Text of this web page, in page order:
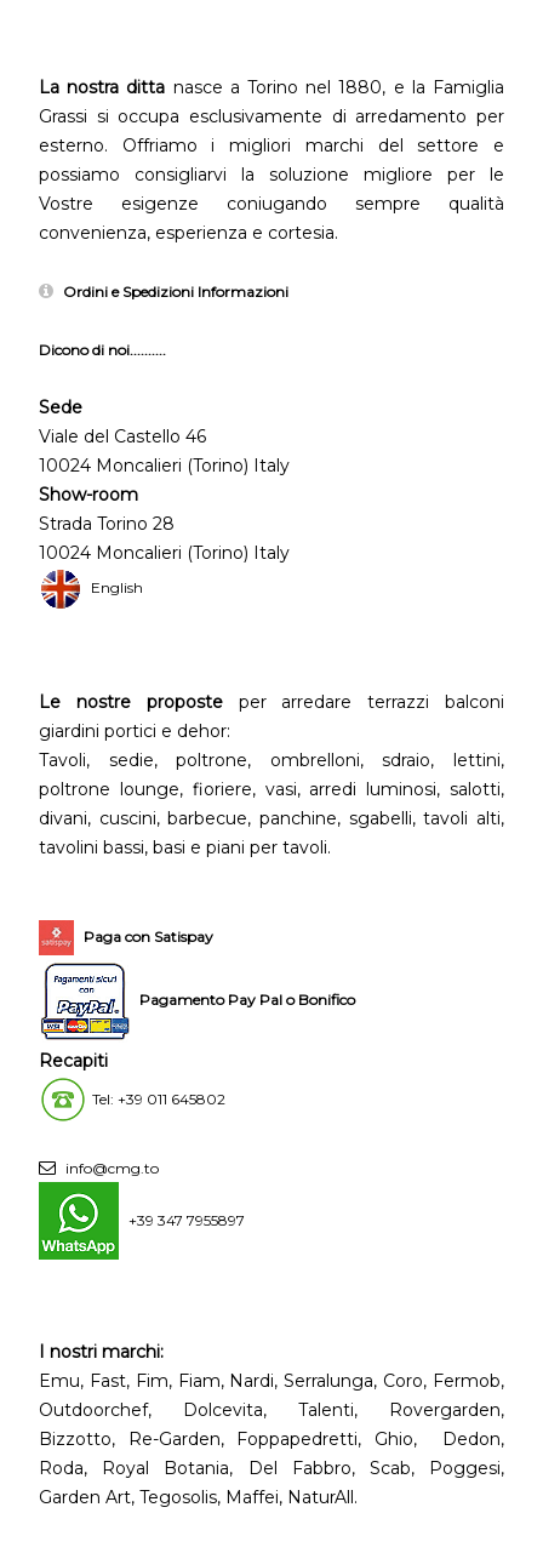
La nostra ditta nasce a Torino nel 1880, e la Famiglia
Grassi si occupa esclusivamente di arredamento per
esterno. Offriamo i migliori marchi del settore e
possiamo consigliarvi la soluzione migliore per le
Vostre esigenze coniugando sempre qualità
convenienza, esperienza e cortesia.
Ordini e Spedizioni Informazioni
Dicono di noi..........
Sede
Viale del Castello 46
10024 Moncalieri (Torino) Italy
Show-room
Strada Torino 28
10024 Moncalieri (Torino) Italy
English
Le nostre proposteper arredare terrazzi balconi
giardini portici e dehor:
Tavoli, sedie, poltrone, ombrelloni, sdraio, lettini,
poltrone lounge, fioriere, vasi, arredi luminosi, salotti,
divani, cuscini, barbecue, panchine, sgabelli, tavoli alti,
tavolini bassi, basi e piani per tavoli.
Paga con Satispay
Pagamento Pay Pal o Bonifico
Recapiti
Tel: +39 011 645802
info@cmg.to
+39 347 7955897
I nostri marchi:
Emu, Fast, Fim, Fiam, Nardi, Serralunga, Coro, Fermob,
Outdoorchef, Dolcevita, Talenti, Rovergarden,
Bizzotto, Re-Garden, Foppapedretti, Ghio, Dedon,
Roda, Royal Botania, Del Fabbro, Scab, Poggesi,
Garden Art, Tegosolis, Maffei, NaturAll.